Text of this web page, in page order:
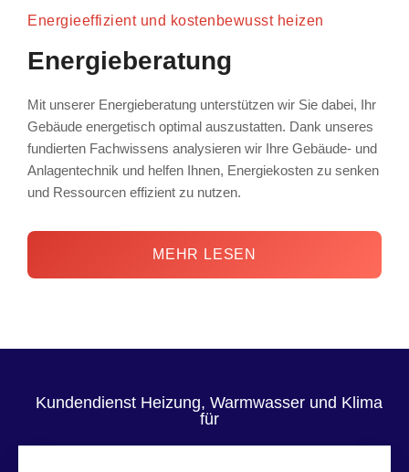
Energieeffizient und kostenbewusst heizen
Energieberatung
Mit unserer Energieberatung unterstützen wir Sie dabei, Ihr
Gebäude energetisch optimal auszustatten. Dank unseres
fundierten Fachwissens analysieren wir Ihre Gebäude- und
Anlagentechnik und helfen Ihnen, Energiekosten zu senken
und Ressourcen effizient zu nutzen.
MEHR LESEN
Kundendienst Heizung, Warmwasser und Klima
für